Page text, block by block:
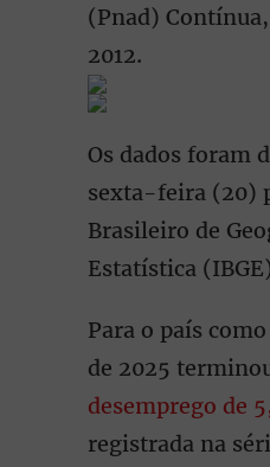
(Pnad)
2012.
Os dados foram
sexta-feira (20)
Brasileiro de
Estatística
Para o país
de 2025
desemprego de
registrada na